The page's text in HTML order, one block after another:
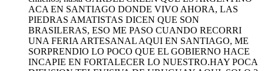
ACA EN SANTIAGO DONDE VIVO AHORA, LAS
PIEDRAS AMATISTAS DICEN QUE SON
BRASILERAS, ESO ME PASO CUANDO RECORRI
UNA FERIA ARTESANAL AQUI EN SANTIAGO, ME
SORPRENDIO LO POCO QUE EL GOBIERNO HACE
INCAPIE EN FORTALECER LO NUESTRO.HAY POCA